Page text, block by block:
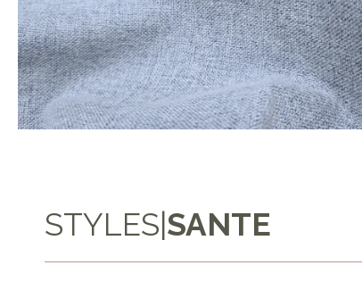
STYLES|SANTE